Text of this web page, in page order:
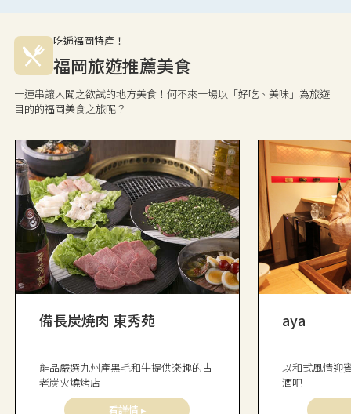
吃遍福岡特產！
福岡旅遊推薦美食
一連串讓人聞之欲試的地方美食！何不來一場以「好吃、美味」為旅遊
目的的福岡美食之旅呢？
備長炭焼肉 東秀苑
能品嚴選九州產黑毛和牛提供楽趣的古
老炭火燒烤店
看詳情 ▸
aya
以和式風情迎
酒吧